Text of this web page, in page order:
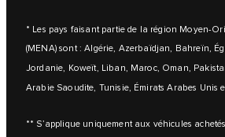
* Les pays faisant partie de la région Moyen-
(MENA) sont : Algérie, Azerbaïdjan, Bahreïn,
Jordanie, Koweït, Liban, Maroc, Oman,
Arabie Saoudite, Tunisie, Émirats Arabes Unis
** S’applique uniquement aux véhicules